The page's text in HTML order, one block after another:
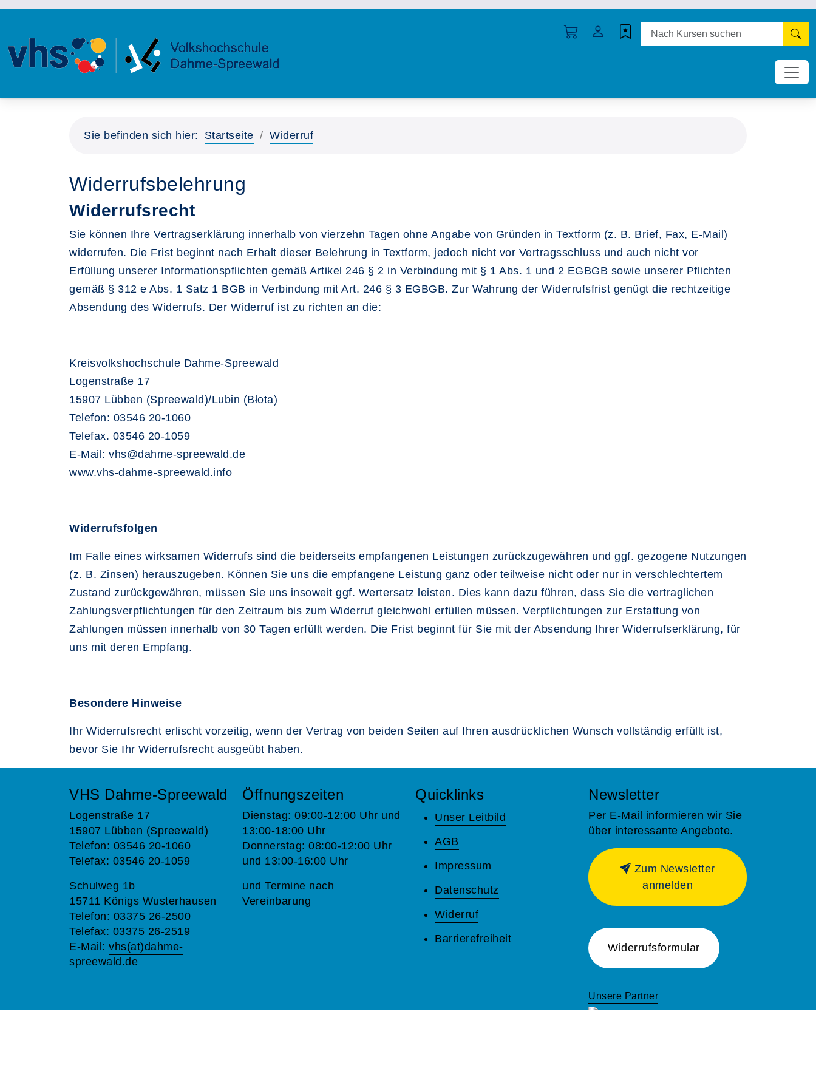
Sie befinden sich hier: Startseite Widerruf
Widerrufsbelehrung
Widerrufsrecht
Sie können Ihre Vertragserklärung innerhalb von vierzehn Tagen ohne Angabe von Gründen in Textform (z. B. Brief, Fax, E-Mail)
widerrufen. Die Frist beginnt nach Erhalt dieser Belehrung in Textform, jedoch nicht vor Vertragsschluss und auch nicht vor
Erfüllung unserer Informationspflichten gemäß Artikel 246 § 2 in Verbindung mit § 1 Abs. 1 und 2 EGBGB sowie unserer Pflichten
gemäß § 312 e Abs. 1 Satz 1 BGB in Verbindung mit Art. 246 § 3 EGBGB. Zur Wahrung der Widerrufsfrist genügt die rechtzeitige
Absendung des Widerrufs. Der Widerruf ist zu richten an die:
Kreisvolkshochschule Dahme-Spreewald
Logenstraße 17
15907 Lübben (Spreewald)/Lubin (Błota)
Telefon: 03546 20-1060
Telefax. 03546 20-1059
E-Mail: vhs@dahme-spreewald.de
www.vhs-dahme-spreewald.info
Widerrufsfolgen
Im Falle eines wirksamen Widerrufs sind die beiderseits empfangenen Leistungen zurückzugewähren und ggf. gezogene Nutzungen
(z. B. Zinsen) herauszugeben. Können Sie uns die empfangene Leistung ganz oder teilweise nicht oder nur in verschlechtertem
Zustand zurückgewähren, müssen Sie uns insoweit ggf. Wertersatz leisten. Dies kann dazu führen, dass Sie die vertraglichen
Zahlungsverpflichtungen für den Zeitraum bis zum Widerruf gleichwohl erfüllen müssen. Verpflichtungen zur Erstattung von
Zahlungen müssen innerhalb von 30 Tagen erfüllt werden. Die Frist beginnt für Sie mit der Absendung Ihrer Widerrufserklärung, für
uns mit deren Empfang.
Besondere Hinweise
Ihr Widerrufsrecht erlischt vorzeitig, wenn der Vertrag von beiden Seiten auf Ihren ausdrücklichen Wunsch vollständig erfüllt ist,
bevor Sie Ihr Widerrufsrecht ausgeübt haben.
VHS Dahme-Spreewald
Logenstraße 17
15907 Lübben (Spreewald)
Telefon: 03546 20-1060
Telefax: 03546 20-1059
Schulweg 1b
15711 Königs Wusterhausen
Telefon: 03375 26-2500
Telefax: 03375 26-2519
E-Mail: vhs(at)dahme-
spreewald.de
Öffnungszeiten
Dienstag: 09:00-12:00 Uhr und
13:00-18:00 Uhr
Donnerstag: 08:00-12:00 Uhr
und 13:00-16:00 Uhr
und Termine nach
Vereinbarung
Quicklinks
Unser Leitbild
AGB
Impressum
Datenschutz
Widerruf
Barrierefreiheit
Newsletter
Per E-Mail informieren wir Sie
über interessante Angebote.
Zum Newsletter
anmelden
Widerrufsformular
Unsere Partner